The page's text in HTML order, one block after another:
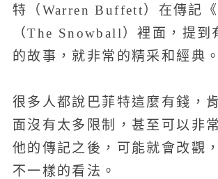
特（Warren Buffett）在傳記《
（The Snowball）裡面，提到
的故事，就非常的精采和經典。
很多人都說巴菲特這麼有錢，
面沒有太多限制，甚至可以非
他的傳記之後，可能就會改觀
不一樣的看法。